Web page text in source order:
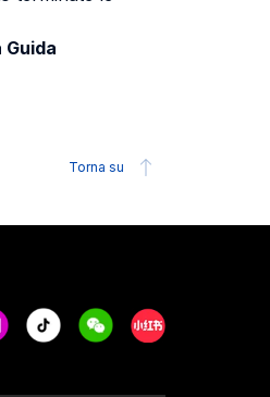
Torna su
Tiktok WeechatXiaohongshu/